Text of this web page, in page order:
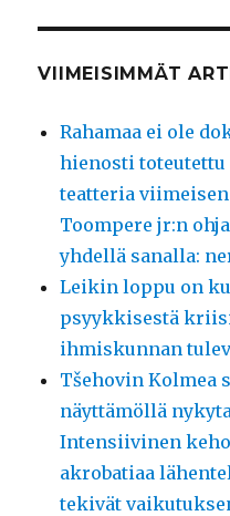
VIIMEISIMMÄT
Rahamaa ei ole
hienosti
teatteria
Toompere jr:n
yhdellä sanalla:
Leikin loppu on
psyykkisestä
ihmiskunnan
Tšehovin Kolmea
näyttämöllä
Intensiivinen
akrobatiaa
tekivät